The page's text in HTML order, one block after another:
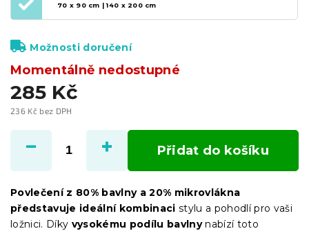
285 Kč
236 Kč bez DPH
cena:
Momentálně nedostupné
70 x 90 cm | 140 x 200 cm
Možnosti doručení
Přidat do košíku
Povlečení z 80% bavlny a 20% mikrovlákna
představuje ideální kombinaci stylu a pohodlí pro vaši
ložnici. Díky vysokému podílu bavlnynabízí toto